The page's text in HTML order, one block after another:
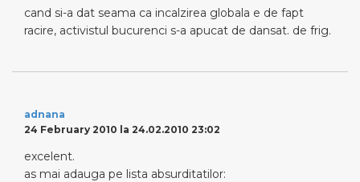
cand si-a dat seama ca incalzirea globala e de fapt
racire, activistul bucurenci s-a apucat de dansat. de frig.
adnana
24 February 2010 la 24.02.2010 23:02
excelent.
as mai adauga pe lista absurditatilor: